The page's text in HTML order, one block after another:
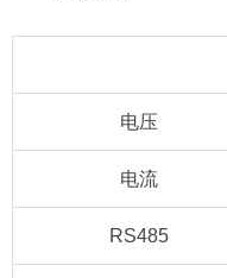
电压
电流
RS485